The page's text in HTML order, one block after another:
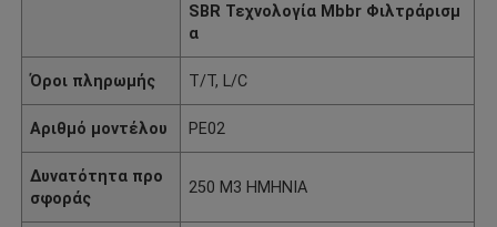
SBR Τεχνολογία Mbbr Φιλτράρισμ
α
Όροι πληρωμής T/T, L/C
Αριθμό μοντέλου PE02
Δυνατότητα προ
σφοράς
250 M3 ΗΜΗΝΙΑ